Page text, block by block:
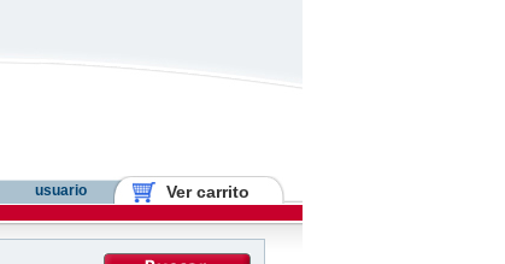
usuario Ver carrito